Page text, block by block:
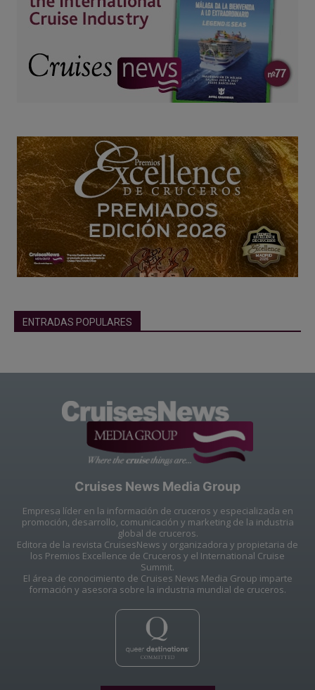
ENTRADAS POPULARES
Cruises News Media Group
Empresa líder en la información de cruceros y especializada en
promoción, desarrollo, comunicación y marketing de la industria
global de cruceros.
Editora de la revista CruisesNews y organizadora y propietaria de
los Premios Excellence de Cruceros y el International Cruise
Summit.
El área de conocimiento de Cruises News Media Group imparte
formación y asesora sobre la industria mundial de cruceros.